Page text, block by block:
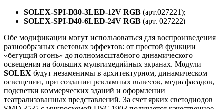
SOLEX-SPI-D30-3LED-12V RGB (арт.027221);
SOLEX-SPI-D40-6LED-24V RGB (арт. 027222)
Обе модификации могут использоваться для воспроизведения
разнообразных световых эффектов: от простой функции
«бегущий огонь» до полномасштабного динамического
освещения на больших мультимедийных экранах. Модули
SOLEX будут незаменимы в архитектурном, динамическом
освещении, при создании рекламных вывесок, медиафасадов,
подсветки коммерческих зданий и оформлении
театрализованных представлений. За счет ярких светодиодов